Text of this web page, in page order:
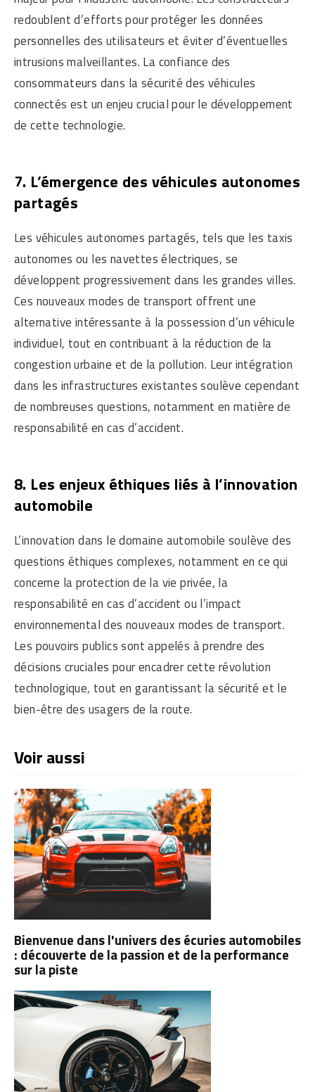
redoublent d’efforts pour protéger les données
personnelles des utilisateurs et éviter d’éventuelles
intrusions malveillantes. La confiance des
consommateurs dans la sécurité des véhicules
connectés est un enjeu crucial pour le développement
de cette technologie.
7. L’émergence des véhicules autonomes
partagés
Les véhicules autonomes partagés, tels que les taxis
autonomes ou les navettes électriques, se
développent progressivement dans les grandes villes.
Ces nouveaux modes de transport offrent une
alternative intéressante à la possession d’un véhicule
individuel, tout en contribuant à la réduction de la
congestion urbaine et de la pollution. Leur intégration
dans les infrastructures existantes soulève cependant
de nombreuses questions, notamment en matière de
responsabilité en cas d’accident.
8. Les enjeux éthiques liés à l’innovation
automobile
L’innovation dans le domaine automobile soulève des
questions éthiques complexes, notamment en ce qui
concerne la protection de la vie privée, la
responsabilité en cas d’accident ou l’impact
environnemental des nouveaux modes de transport.
Les pouvoirs publics sont appelés à prendre des
décisions cruciales pour encadrer cette révolution
technologique, tout en garantissant la sécurité et le
bien-être des usagers de la route.
Voir aussi
Bienvenue dans l'univers des écuries automobiles
: découverte de la passion et de la performance
sur la piste